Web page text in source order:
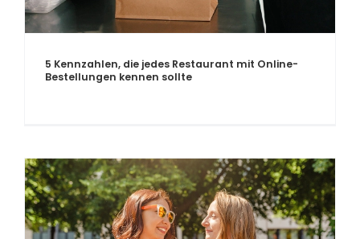
5 Kennzahlen, die jedes Restaurant mit Online-
Bestellungen kennen sollte